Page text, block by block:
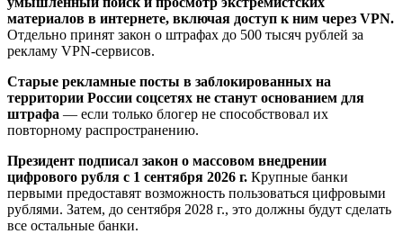
материалов в интернете, включая доступ к ним через VPN.
Отдельно принят закон о штрафах до 500 тысяч рублей за
рекламу VPN-сервисов.
Старые рекламные посты в заблокированных на
территории России соцсетях не станут основанием для
штрафа — если только блогер не способствовал их
повторному распространению.
Президент подписал закон о массовом внедрении
цифрового рубля с 1 сентября 2026 г. Крупные банки
первыми предоставят возможность пользоваться цифровыми
рублями. Затем, до сентября 2028 г., это должны будут сделать
все остальные банки.